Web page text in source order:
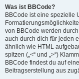
Was ist BBCode?
BBCode ist eine spezielle
von BBCode werden
auch durch dich für jeden
ähnlich wie HTML
spitzen („<“ und „>“)
BBCode findest du auf
Beitragserstellung aus